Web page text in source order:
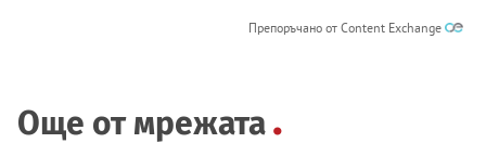
Препоръчано от Content Exchange
Още от мрежата